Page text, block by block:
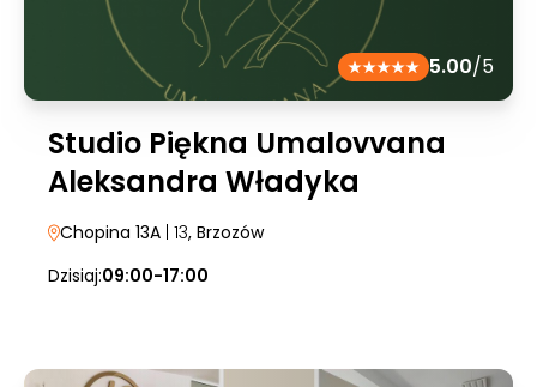
5.00/5
Studio Piękna Umalovvana
Aleksandra Władyka
Chopina 13A | 13, Brzozów
Dzisiaj:09:00-17:00